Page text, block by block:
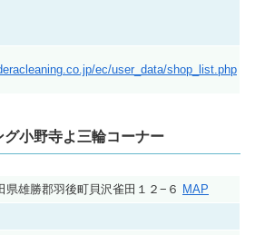
ec/user_data/shop_list.php
小野寺よ三輪コーナー
県雄勝郡羽後町貝沢雀田１２−６ MAP